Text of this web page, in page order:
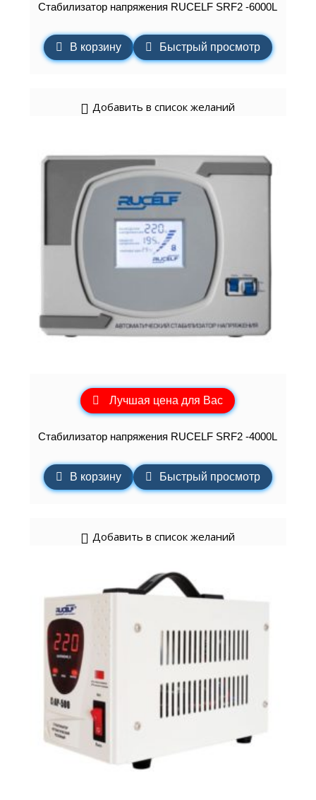
Стабилизатор напряжения RUCELF SRF2 -6000L
В корзину Быстрый просмотр
Добавить в список желаний
Лучшая цена для Вас
Стабилизатор напряжения RUCELF SRF2 -4000L
В корзину Быстрый просмотр
Добавить в список желаний